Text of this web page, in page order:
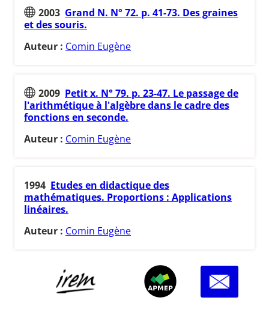
2003 Grand N. N° 72. p. 41-73. Des graines
et des souris.
Auteur : Comin Eugène
2009 Petit x. N° 79. p. 23-47. Le passage de
l'arithmétique à l'algèbre dans le cadre des
fonctions en seconde.
Auteur : Comin Eugène
1994 Etudes en didactique des
mathématiques. Proportions : Applications
linéaires.
Auteur : Comin Eugène